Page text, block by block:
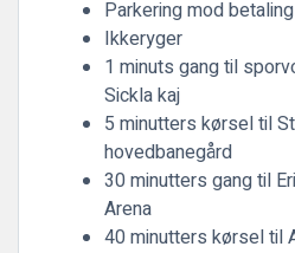
Parkering mod betaling
Ikkeryger
1 minuts gang til
Sickla kaj
5 minutters kørsel til
hovedbanegård
30 minutters gang til
Arena
40 minutters kørsel til